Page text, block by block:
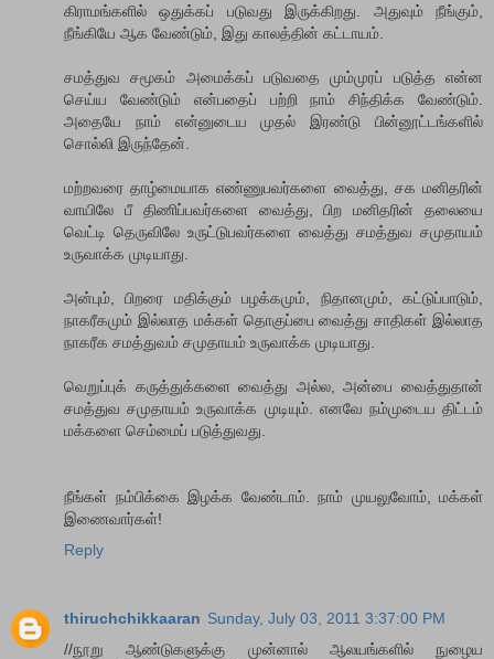
கிராமங்களில் ஒதுக்கப் படுவது இருக்கிறது. அதுவும் நீங்கும்,
நீங்கியே ஆக வேண்டும், இது காலத்தின் கட்டாயம்.
சமத்துவ சமூகம் அமைக்கப் படுவதை மும்முரப் படுத்த என்ன
செய்ய வேண்டும் என்பதைப் பற்றி நாம் சிந்திக்க வேண்டும்.
அதையே நாம் என்னுடைய முதல் இரண்டு பின்னூட்டங்களில்
சொல்லி இருந்தேன்.
ம‌ற்ற‌வ‌ரை தாழ்மையாக‌ எண்ணுப‌வ‌ர்களை வைத்து, ச‌க‌ ம‌னித‌ரின்
வாயிலே பீ திணிப்ப‌வ‌ர்க‌ளை வைத்து, பிற‌ ம‌னித‌ரின் த‌லையை
வெட்டி தெருவிலே உருட்டுப‌வ‌ர்க‌ளை வைத்து ச‌மத்துவ‌ ச‌முதாய‌ம்
உருவாக்க‌ முடியாது.
அன்பும், பிறரை மதிக்கும் பழக்கமும், நிதானமும், கட்டுப்பாடும்,
நாகரீகமும் இல்லாத மக்கள் தொகுப்பை வைத்து சாதிகள் இல்லாத
நாக‌ரீக‌ சமத்துவம் சமுதாயம் உருவாக்க முடியாது.
வெறுப்புக் கருத்துக்களை வைத்து அல்ல, அன்பை வைத்துதான்
சமத்துவ சமுதாயம் உருவாக்க முடியும். எனவே நம்முடைய திட்டம்
மக்களை செம்மைப் படுத்துவது.
நீங்கள் நம்பிக்கை இழக்க வேண்டாம். நாம் முயலுவோம், மக்கள்
இணைவார்கள்!
Reply
thiruchchikkaaran Sunday, July 03, 2011 3:37:00 PM
//நூறு ஆண்டுகளுக்கு முன்னால் ஆலயங்களில் நுழைய